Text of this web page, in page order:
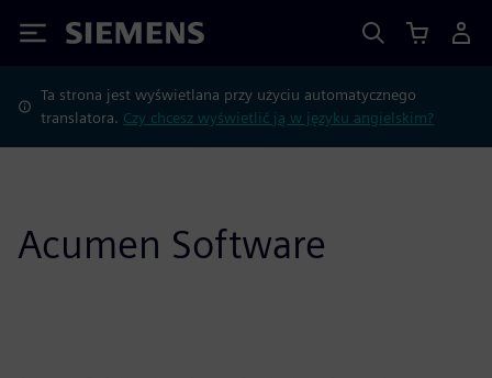
Siemens
Ta strona jest wyświetlana przy użyciu automatycznego
translatora. Czy chcesz wyświetlić ją w języku angielskim?
Acumen Software